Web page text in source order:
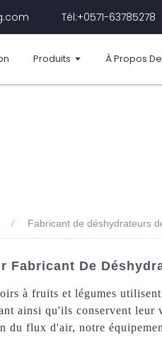
Tél:+0571-63785278
Produits À Propos
Fabricant de déshydrateurs
Fabricant De
à fruits et légumes
ainsi qu'ils conservent
du flux d'air, notre